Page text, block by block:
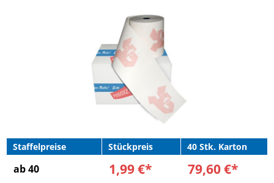
Staffelpreise Stückpreis 40 Stk. Karton
ab 40
1,99 €* 79,60 €*